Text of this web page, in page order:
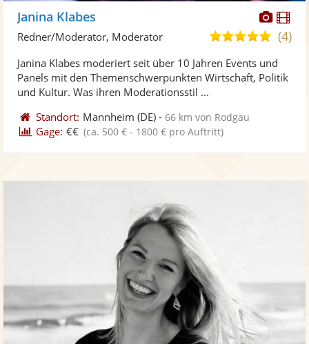
Fotos
Janina Klabes
5,0
5
(4)
Redner/Moderator, Moderator
Janina Klabes moderiert seit über 10 Jahren Events und
Panels mit den Themenschwerpunkten Wirtschaft, Politik
und Kultur. Was ihren Moderationsstil ...
Standort: Mannheim (DE) -66 km von Rodgau
Gage: €€ (ca. 500 € - 1800 € pro Auftritt)